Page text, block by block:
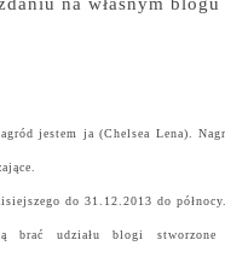
jestem ja (Chelsea Lena).
do 31.12.2013 do północy.
brać udziału blogi